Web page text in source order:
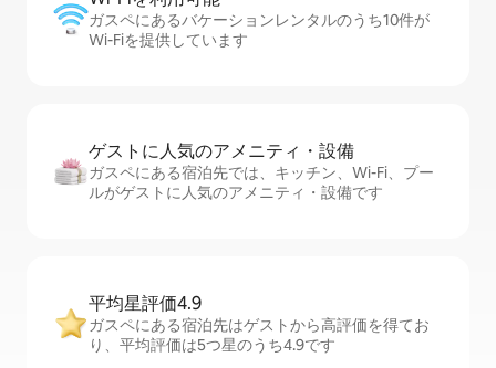
ガスペにあるバケーションレンタルのうち10件が
Wi-Fiを提供しています
ゲストに人⁠気⁠のア⁠メ⁠ニ⁠テ⁠ィ・設⁠備
ガスペにある宿泊先では、キッチン、Wi-Fi、プー
ルがゲストに人気のアメニティ・設備です
平均星評価4.9
ガスペにある宿泊先はゲストから高評価を得てお
り、平均評価は5つ星のうち4.9です